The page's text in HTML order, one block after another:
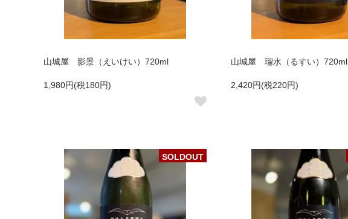
山城屋 影景（えいけい）720ml
1,980円(税180円)
山城屋 瑠水（るすい）720ml
2,420円(税220円)
SOLDOUT